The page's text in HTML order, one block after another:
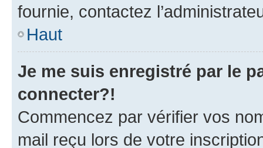
fournie, contactez
Haut
Je me suis enregistré par le
connecter?!
Commencez par vérifier vos
mail reçu lors de votre